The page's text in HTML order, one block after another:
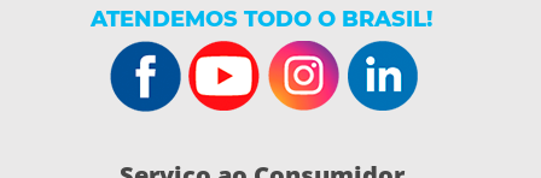
ATENDEMOS TODO O BRASIL!